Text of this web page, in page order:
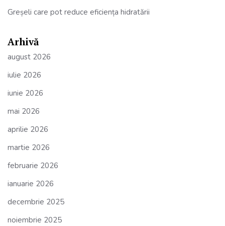
Greșeli care pot reduce eficiența hidratării
Arhivă
august 2026
iulie 2026
iunie 2026
mai 2026
aprilie 2026
martie 2026
februarie 2026
ianuarie 2026
decembrie 2025
noiembrie 2025